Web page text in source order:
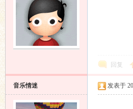
回复
音乐情迷 发表于